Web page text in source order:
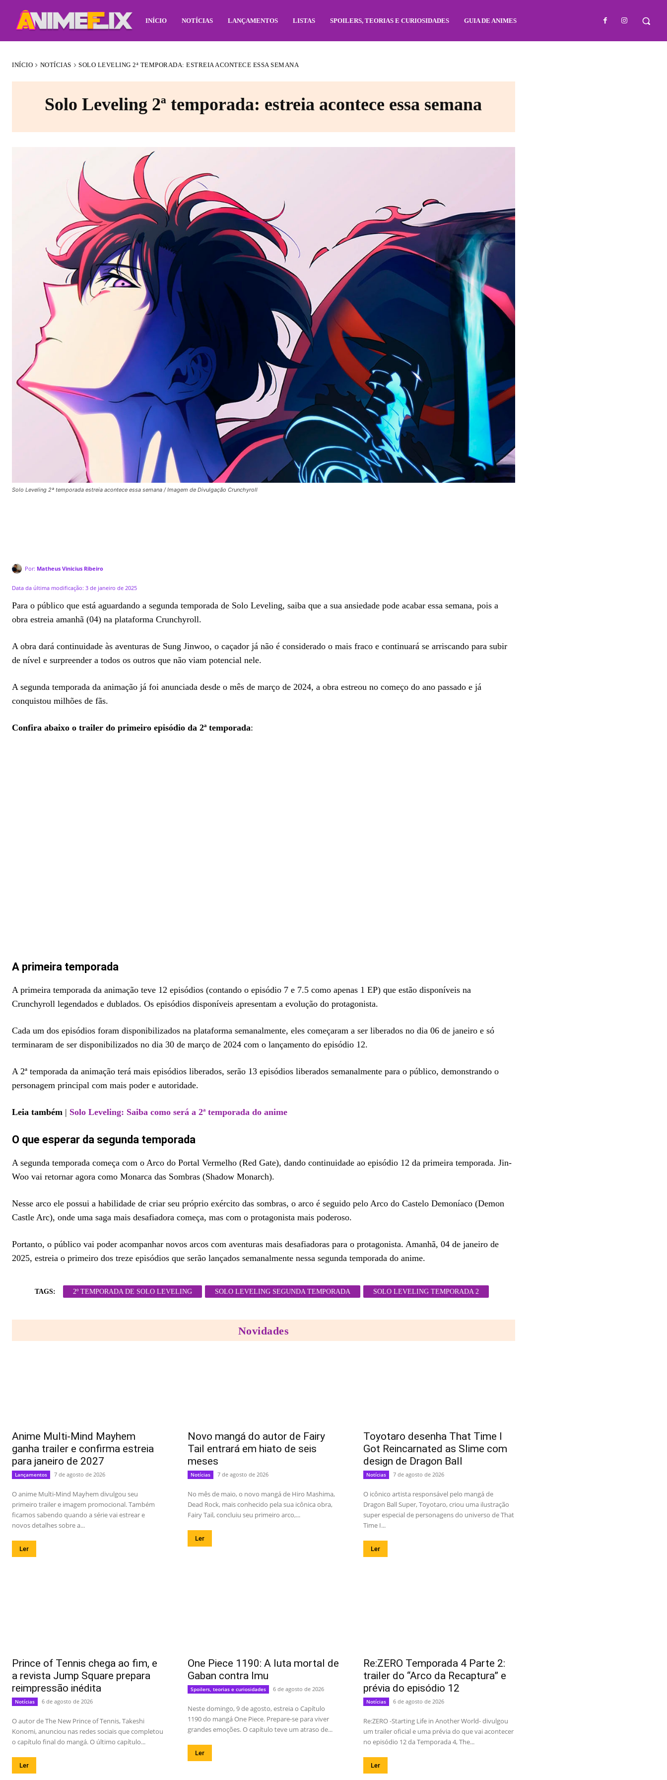
INÍCIO NOTÍCIAS LANÇAMENTOS LISTAS SPOILERS, TEORIAS E CURIOSIDADES GUIA DE ANIMES
INÍCIO NOTÍCIAS SOLO LEVELING 2ª TEMPORADA: ESTREIA ACONTECE ESSA SEMANA
Solo Leveling 2ª temporada: estreia acontece essa semana
Solo Leveling 2ª temporada estreia acontece essa semana / Imagem de Divulgação Crunchyroll
Por: Matheus Vinicius Ribeiro
Data da última modificação: 3 de janeiro de 2025
Para o público que está aguardando a segunda temporada de Solo Leveling, saiba que a sua ansiedade pode acabar essa semana, pois a
obra estreia amanhã (04) na plataforma Crunchyroll.
A obra dará continuidade às aventuras de Sung Jinwoo, o caçador já não é considerado o mais fraco e continuará se arriscando para subir
de nível e surpreender a todos os outros que não viam potencial nele.
A segunda temporada da animação já foi anunciada desde o mês de março de 2024, a obra estreou no começo do ano passado e já
conquistou milhões de fãs.
Confira abaixo o trailer do primeiro episódio da 2ª temporada:
A primeira temporada
A primeira temporada da animação teve 12 episódios (contando o episódio 7 e 7.5 como apenas 1 EP) que estão disponíveis na
Crunchyroll legendados e dublados. Os episódios disponíveis apresentam a evolução do protagonista.
Cada um dos episódios foram disponibilizados na plataforma semanalmente, eles começaram a ser liberados no dia 06 de janeiro e só
terminaram de ser disponibilizados no dia 30 de março de 2024 com o lançamento do episódio 12.
A 2ª temporada da animação terá mais episódios liberados, serão 13 episódios liberados semanalmente para o público, demonstrando o
personagem principal com mais poder e autoridade.
Leia também | Solo Leveling: Saiba como será a 2ª temporada do anime
O que esperar da segunda temporada
A segunda temporada começa com o Arco do Portal Vermelho (Red Gate), dando continuidade ao episódio 12 da primeira temporada. Jin-
Woo vai retornar agora como Monarca das Sombras (Shadow Monarch).
Nesse arco ele possui a habilidade de criar seu próprio exército das sombras, o arco é seguido pelo Arco do Castelo Demoníaco (Demon
Castle Arc), onde uma saga mais desafiadora começa, mas com o protagonista mais poderoso.
Portanto, o público vai poder acompanhar novos arcos com aventuras mais desafiadoras para o protagonista. Amanhã, 04 de janeiro de
2025, estreia o primeiro dos treze episódios que serão lançados semanalmente nessa segunda temporada do anime.
TAGS: 2º TEMPORADA DE SOLO LEVELING SOLO LEVELING SEGUNDA TEMPORADA SOLO LEVELING TEMPORADA 2
Novidades
Anime Multi-Mind Mayhem
ganha trailer e confirma estreia
para janeiro de 2027
Lançamentos 7 de agosto de 2026
O anime Multi-Mind Mayhem divulgou seu
primeiro trailer e imagem promocional. Também
ficamos sabendo quando a série vai estrear e
novos detalhes sobre a...
Ler
Novo mangá do autor de Fairy
Tail entrará em hiato de seis
meses
Notícias 7 de agosto de 2026
No mês de maio, o novo mangá de Hiro Mashima,
Dead Rock, mais conhecido pela sua icônica obra,
Fairy Tail, concluiu seu primeiro arco,...
Ler
Toyotaro desenha That Time I
Got Reincarnated as Slime com
design de Dragon Ball
Notícias 7 de agosto de 2026
O icônico artista responsável pelo mangá de
Dragon Ball Super, Toyotaro, criou uma ilustração
super especial de personagens do universo de That
Time I...
Ler
Prince of Tennis chega ao fim, e
a revista Jump Square prepara
reimpressão inédita
Notícias 6 de agosto de 2026
O autor de The New Prince of Tennis, Takeshi
Konomi, anunciou nas redes sociais que completou
o capítulo final do mangá. O último capítulo...
Ler
One Piece 1190: A luta mortal de
Gaban contra Imu
Spoilers, teorias e curiosidades 6 de agosto de 2026
Neste domingo, 9 de agosto, estreia o Capítulo
1190 do mangá One Piece. Prepare-se para viver
grandes emoções. O capítulo teve um atraso de...
Ler
Re:ZERO Temporada 4 Parte 2:
trailer do “Arco da Recaptura” e
prévia do episódio 12
Notícias 6 de agosto de 2026
Re:ZERO -Starting Life in Another World- divulgou
um trailer oficial e uma prévia do que vai acontecer
no episódio 12 da Temporada 4, The...
Ler